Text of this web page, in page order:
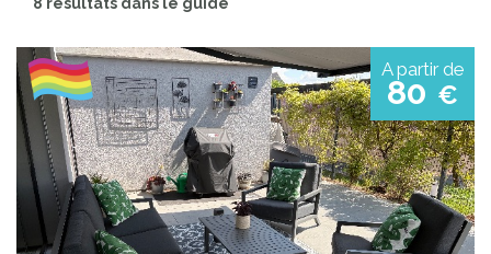
A partir de
80 €